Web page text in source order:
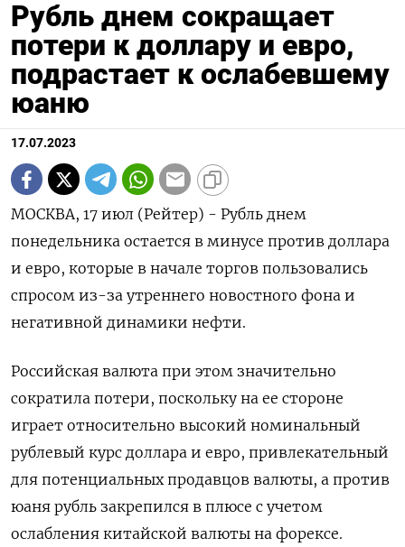
Рубль днем сокращает
потери к доллару и евро,
подрастает к ослабевшему
юаню
17.07.2023
МОСКВА, 17 июл (Рейтер) - Рубль днем
понедельника остается в минусе против доллара
и евро, которые в начале торгов пользовались
спросом из-за утреннего новостного фона и
негативной динамики нефти.
Российская валюта при этом значительно
сократила потери, поскольку на ее стороне
играет относительно высокий номинальный
рублевый курс доллара и евро, привлекательный
для потенциальных продавцов валюты, а против
юаня рубль закрепился в плюсе с учетом
ослабления китайской валюты на форексе.